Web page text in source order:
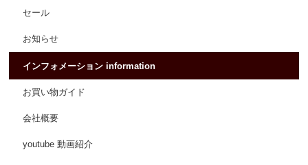
セール
お知らせ
インフォメーション information
お買い物ガイド
会社概要
youtube 動画紹介